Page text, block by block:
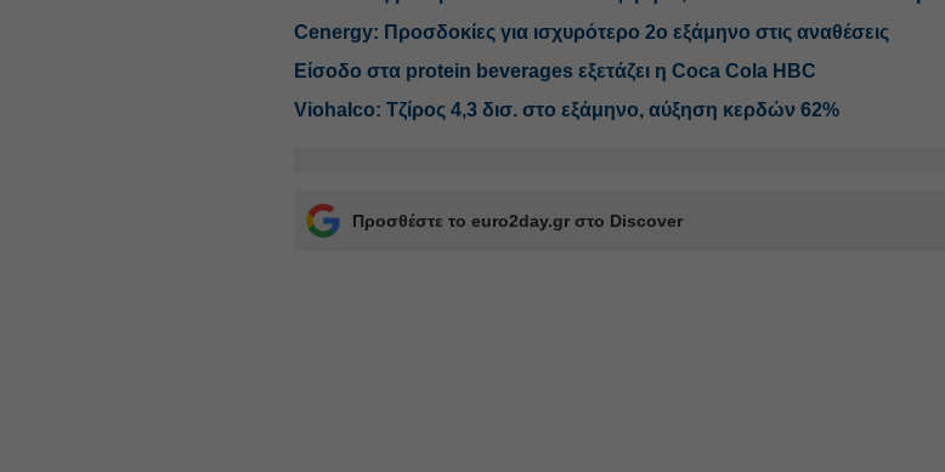
Cenergy: Προσδοκίες για ισχυρότερο 2ο εξάμηνο στις αναθέσεις
Είσοδο στα protein beverages εξετάζει η Coca Cola HBC
Viohalco: Τζίρος 4,3 δισ. στο εξάμηνο, αύξηση κερδών 62%
Προσθέστε το euro2day.gr στο Discover